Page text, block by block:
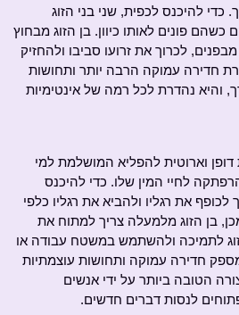
כדי להיכנס לכפית, שני בני הזוג
פונים לאותו כיוון. בן הזוג מבחוץ
לכרוך את זרועו סביבו ולהחזיק
חדירה עמוקה הרבה יותר ותחושות
והיא נהדרת לכל רמה של אינטימיות
דופן וארוטית להפליא המושלמת למי
לחיי המין שלו. כדי להיכנס
את רגליו ולהביא את רגליו כלפי
בן הזוג מלמעלה צריך למתוח את
לתמיכה ולהשתמש במשטח עבודה או
חדירה עמוקה ותחושות עוצמתיות
הטובה ביותר על ידי אנשים
לנסות דברים חדשים.